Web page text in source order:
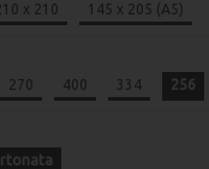
x 210 145 x 205 (A5)
270 400 334 256